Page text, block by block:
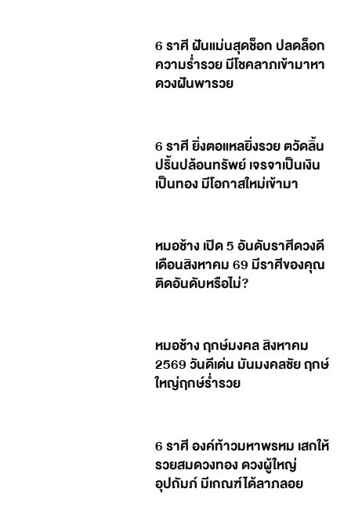
6 ราศี ฝันแม่นสุดช็อก ปลดล็อก
ความร่ำรวย มีโชคลาภเข้ามาหา
ดวงฝันพารวย
6 ราศี ยิ่งตอแหลยิ่งรวย ตวัดลิ้น
ปริ้นปล้อนทรัพย์ เจรจาเป็นเงิน
เป็นทอง มีโอกาสใหม่เข้ามา
หมอช้าง เปิด 5 อันดับราศีดวงดี
เดือนสิงหาคม 69 มีราศีของคุณ
ติดอันดับหรือไม่?
หมอช้าง ฤกษ์มงคล สิงหาคม
2569 วันดีเด่น มันมงคลชัย ฤกษ์
ใหญ่ฤกษ์ร่ำรวย
6 ราศี องค์ท้าวมหาพรหม เสกให้
รวยสมดวงทอง ดวงผู้ใหญ่
อุปถัมภ์ มีเกณฑ์ได้ลาภลอย